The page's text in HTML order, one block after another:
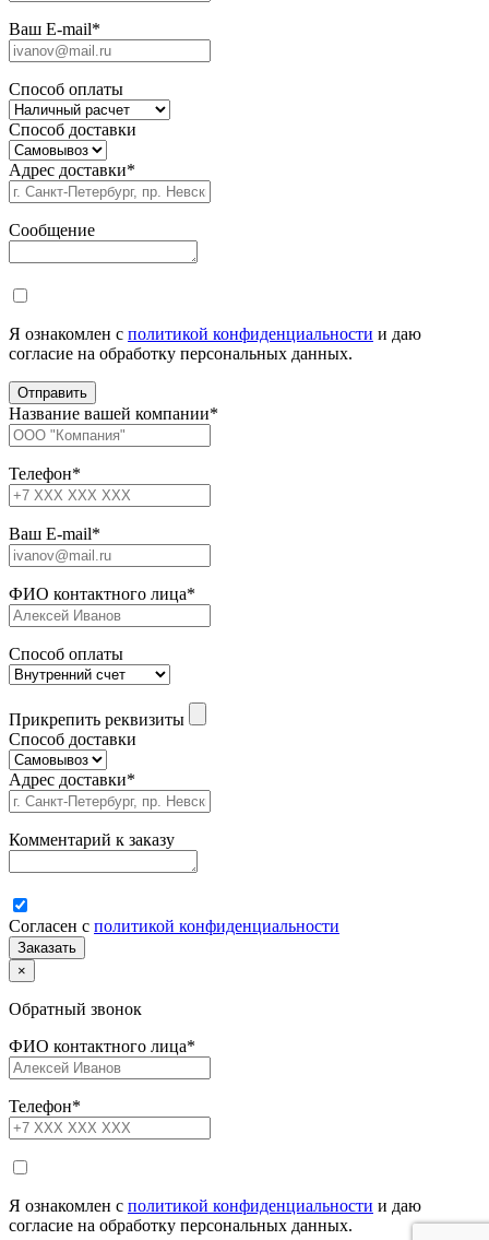
Ваш E-mail*
Способ оплаты
Способ доставки
Адрес доставки*
Сообщение
Я ознакомлен с политикой конфиденциальности и даю
согласие на обработку персональных данных.
Название вашей компании*
Телефон*
Ваш E-mail*
ФИО контактного лица*
Способ оплаты
Прикрепить реквизиты
Способ доставки
Адрес доставки*
Комментарий к заказу
Согласен с политикой конфиденциальности
×
Обратный звонок
ФИО контактного лица*
Телефон*
Я ознакомлен с политикой конфиденциальности и даю
согласие на обработку персональных данных.